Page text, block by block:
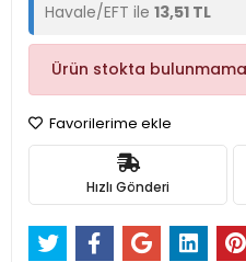
Havale/EFT ile 13,51 TL
Ürün stokta
Favorilerime ekle
Hızlı Gönderi